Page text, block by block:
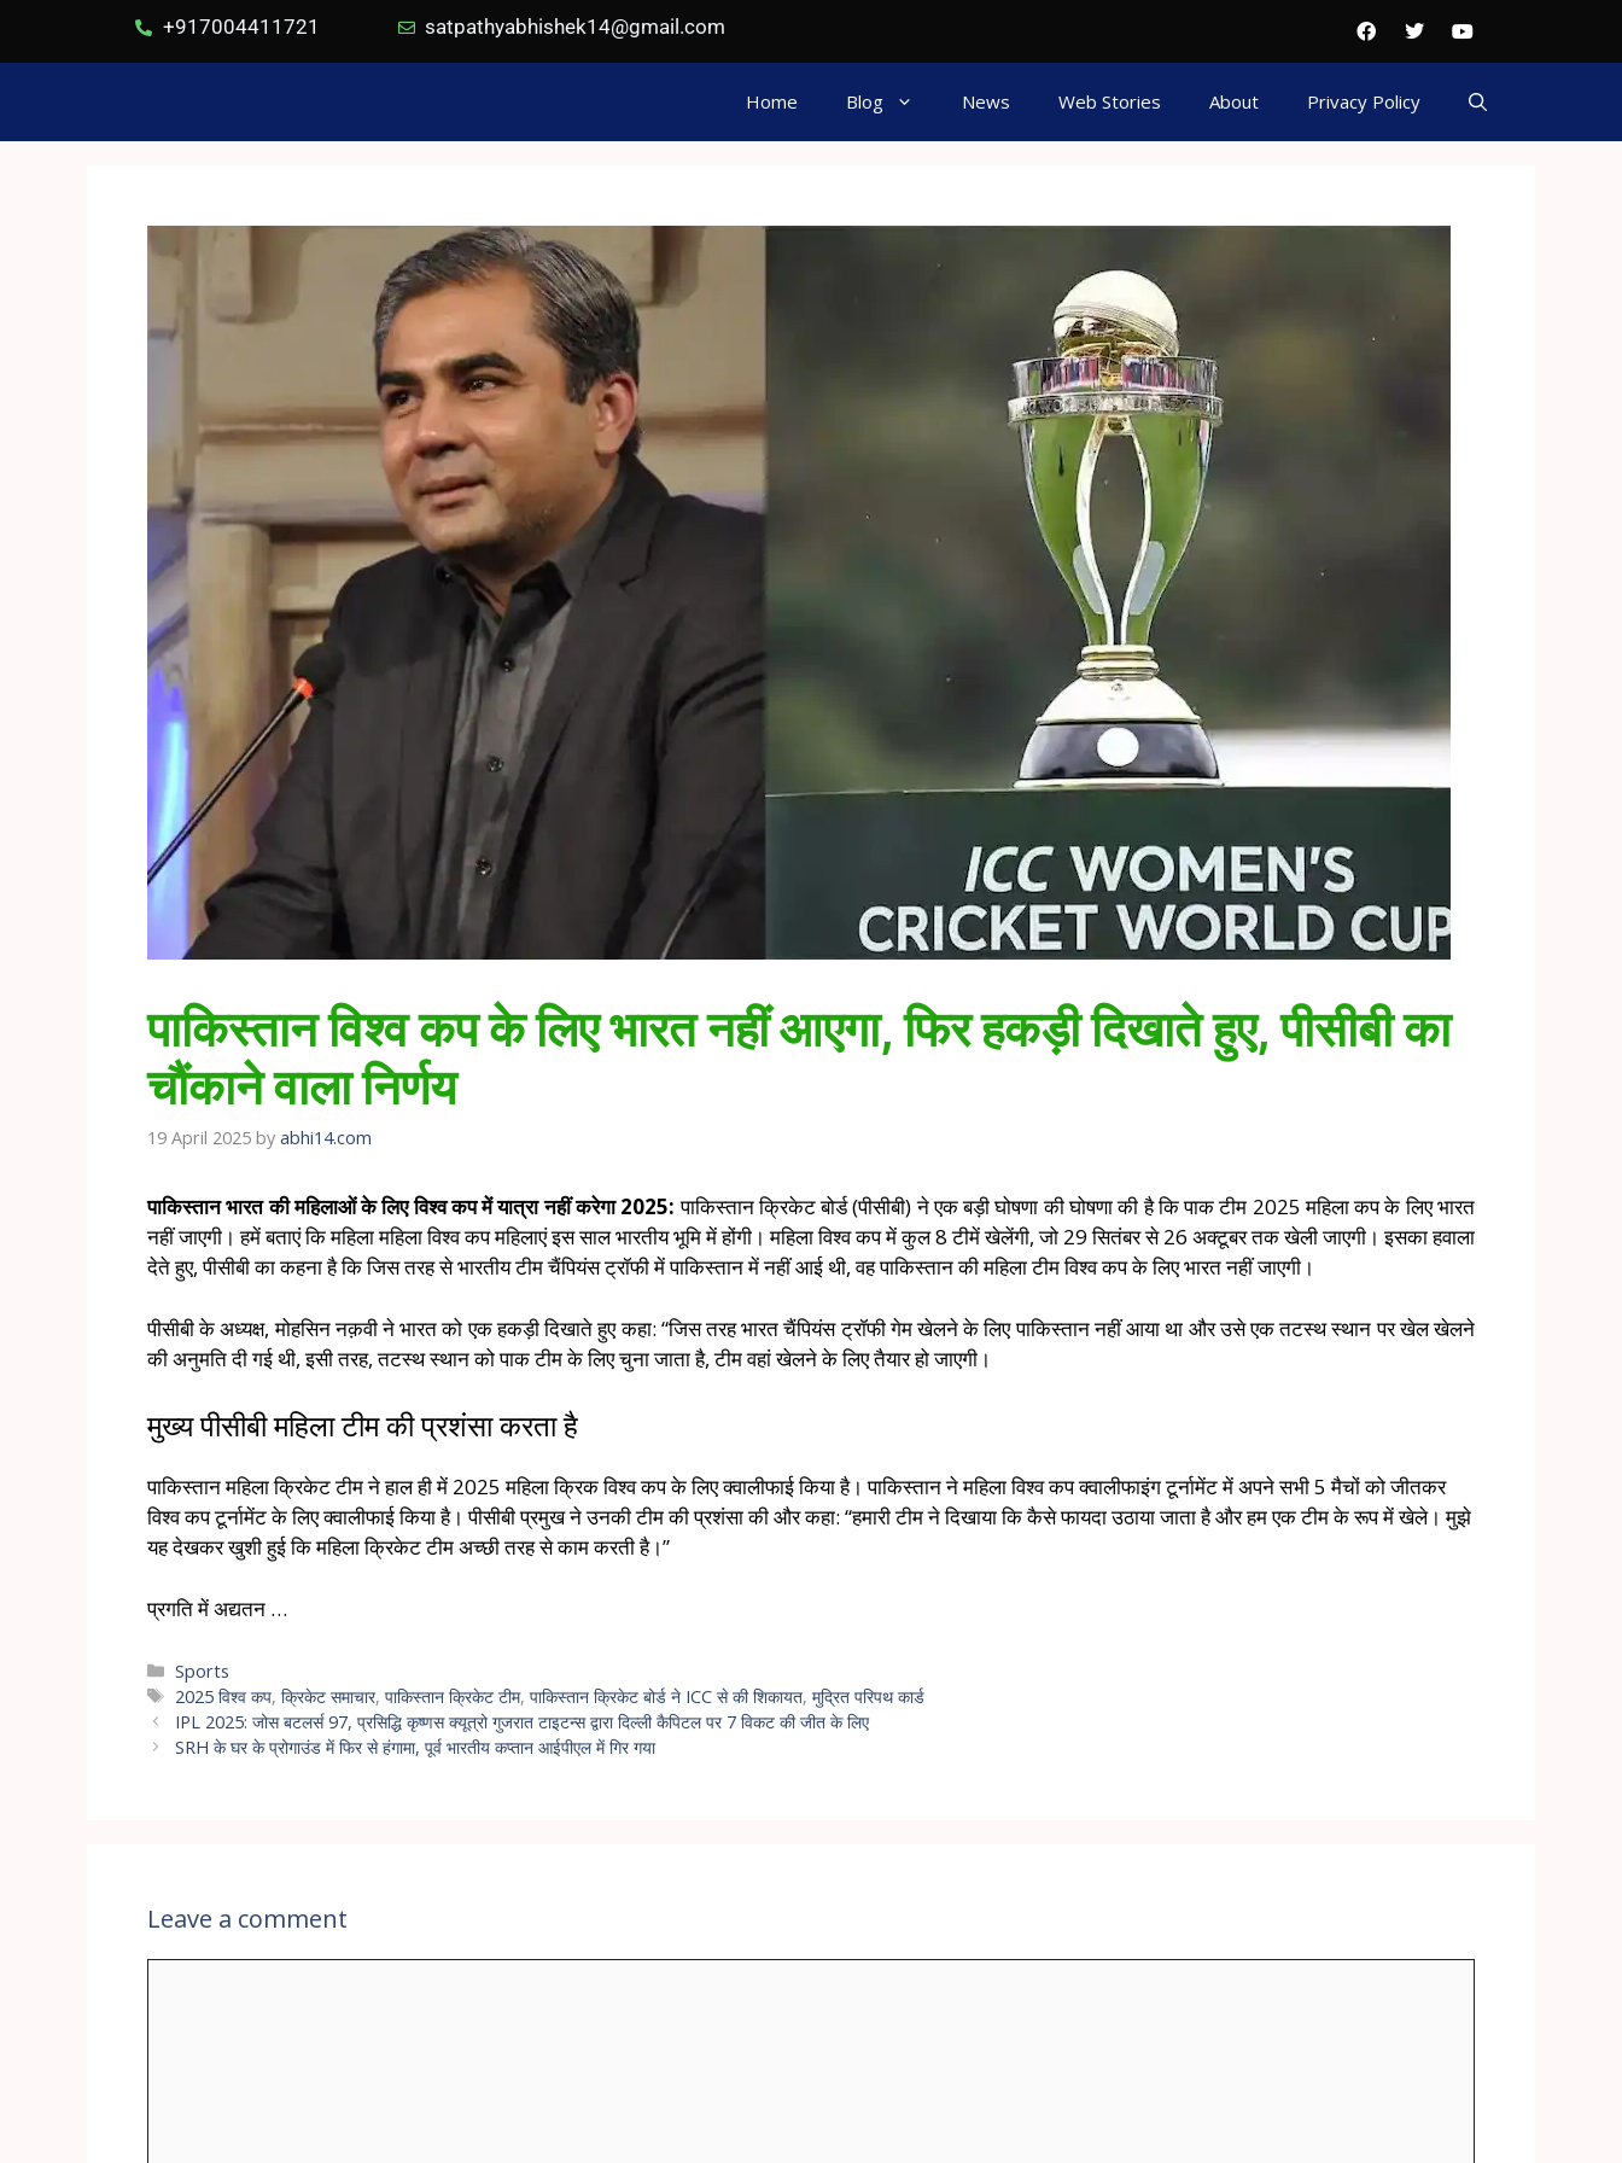
+917004411721 satpathyabhishek14@gmail.com
Home Blog News Web Stories About Privacy Policy
पाकिस्तान विश्व कप के लिए भारत नहीं आएगा, फिर हकड़ी दिखाते हुए, पीसीबी का
चौंकाने वाला निर्णय
19 April 2025 by abhi14.com
पाकिस्तान भारत की महिलाओं के लिए विश्व कप में यात्रा नहीं करेगा 2025: पाकिस्तान क्रिकेट बोर्ड (पीसीबी) ने एक बड़ी घोषणा की घोषणा की है कि पाक टीम 2025 महिला कप के लिए भारत
नहीं जाएगी। हमें बताएं कि महिला महिला विश्व कप महिलाएं इस साल भारतीय भूमि में होंगी। महिला विश्व कप में कुल 8 टीमें खेलेंगी, जो 29 सितंबर से 26 अक्टूबर तक खेली जाएगी। इसका हवाला
देते हुए, पीसीबी का कहना है कि जिस तरह से भारतीय टीम चैंपियंस ट्रॉफी में पाकिस्तान में नहीं आई थी, वह पाकिस्तान की महिला टीम विश्व कप के लिए भारत नहीं जाएगी।
पीसीबी के अध्यक्ष, मोहसिन नक़वी ने भारत को एक हकड़ी दिखाते हुए कहा: “जिस तरह भारत चैंपियंस ट्रॉफी गेम खेलने के लिए पाकिस्तान नहीं आया था और उसे एक तटस्थ स्थान पर खेल खेलने
की अनुमति दी गई थी, इसी तरह, तटस्थ स्थान को पाक टीम के लिए चुना जाता है, टीम वहां खेलने के लिए तैयार हो जाएगी।
मुख्य पीसीबी महिला टीम की प्रशंसा करता है
पाकिस्तान महिला क्रिकेट टीम ने हाल ही में 2025 महिला क्रिक विश्व कप के लिए क्वालीफाई किया है। पाकिस्तान ने महिला विश्व कप क्वालीफाइंग टूर्नामेंट में अपने सभी 5 मैचों को जीतकर
विश्व कप टूर्नामेंट के लिए क्वालीफाई किया है। पीसीबी प्रमुख ने उनकी टीम की प्रशंसा की और कहा: “हमारी टीम ने दिखाया कि कैसे फायदा उठाया जाता है और हम एक टीम के रूप में खेले। मुझे
यह देखकर खुशी हुई कि महिला क्रिकेट टीम अच्छी तरह से काम करती है।”
प्रगति में अद्यतन …
Sports
2025 विश्व कप,क्रिकेट समाचार,पाकिस्तान क्रिकेट टीम,पाकिस्तान क्रिकेट बोर्ड ने ICC से की शिकायत,मुद्रित परिपथ कार्ड
IPL 2025: जोस बटलर्स 97, प्रसिद्धि कृष्णस क्यूत्रो गुजरात टाइटन्स द्वारा दिल्ली कैपिटल पर 7 विकट की जीत के लिए
SRH के घर के प्रोगाउंड में फिर से हंगामा, पूर्व भारतीय कप्तान आईपीएल में गिर गया
Leave a comment